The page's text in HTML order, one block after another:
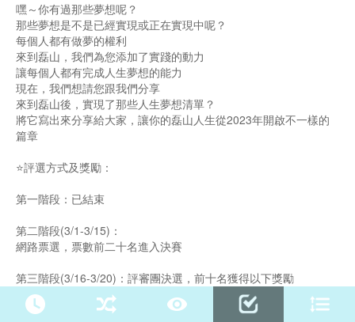
嘿～你有過那些夢想呢？
那些夢想是不是已經實現或正在實現中呢？
每個人都有做夢的權利
來到磊山，我們為您添加了實踐的動力
讓每個人都有完成人生夢想的能力
現在，我們想請您跟我們分享
來到磊山後，實現了那些人生夢想清單？
將它寫出來分享給大家，讓你的磊山人生從2023年開啟不一樣的
篇章
⭐️評選方式及獎勵：
第一階段：已結束
第二階段(3/1-3/15)：
網路票選，票數前二十名進入決賽
第三階段(3/16-3/20)：評審團決選，前十名獲得以下獎勵
第一名：獎金 1 萬元（故事影片拍攝）
第二名：獎金８千元（故事影片拍攝）